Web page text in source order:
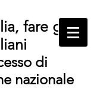
fare gli
di
nazionale